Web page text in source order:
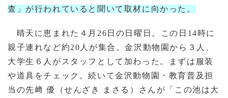
査」が行われていると聞いて取材に向かった。
晴天に恵まれた４月26日の日曜日。この日14時に
親子連れなど約20人が集合。金沢動物園から３人、
大学生６人がスタッフとして加わった。まずは服装
や道具をチェック。続いて金沢動物園・教育普及担
当の先﨑 優（せんざき まさる）さんが「この池は大